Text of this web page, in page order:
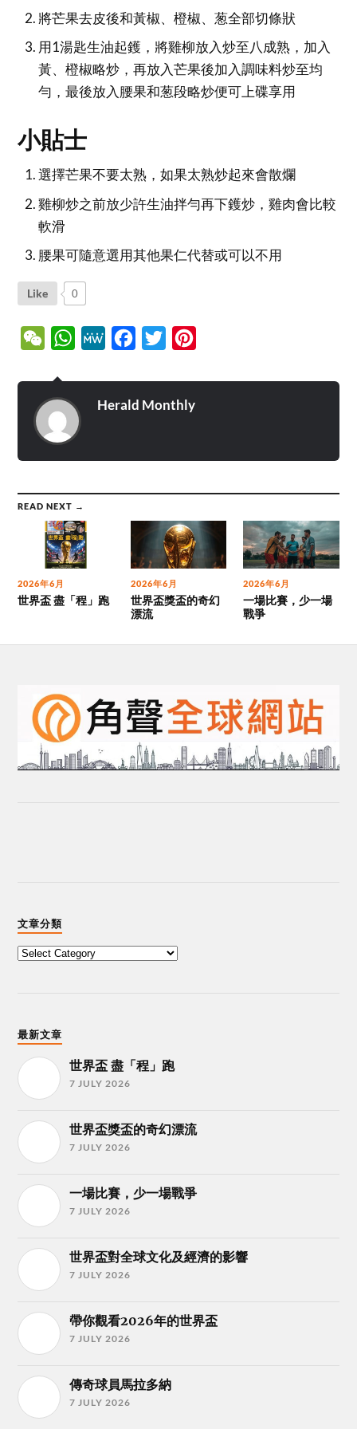
將芒果去皮後和黃椒、橙椒、葱全部切條狀
用1湯匙生油起鑊，將雞柳放入炒至八成熟，加入
黃、橙椒略炒，再放入芒果後加入調味料炒至均
勻，最後放入腰果和葱段略炒便可上碟享用
小貼士
選擇芒果不要太熟，如果太熟炒起來會散爛
雞柳炒之前放少許生油拌勻再下鑊炒，雞肉會比較
軟滑
腰果可隨意選用其他果仁代替或可以不用
Like 0
WeChatWhatsApp
MeWe Facebook
Twitter
Herald Monthly
READ NEXT →
2026年6月
世界盃 盡「程」跑
2026年6月
世界盃獎盃的奇幻
漂流
2026年6月
一場比賽，少一場
戰爭
文章分類
最新文章
世界盃 盡「程」跑
7 JULY 2026
世界盃獎盃的奇幻漂流
7 JULY 2026
一場比賽，少一場戰爭
7 JULY 2026
世界盃對全球文化及經濟的影響
7 JULY 2026
帶你觀看2026年的世界盃
7 JULY 2026
傳奇球員馬拉多納
7 JULY 2026